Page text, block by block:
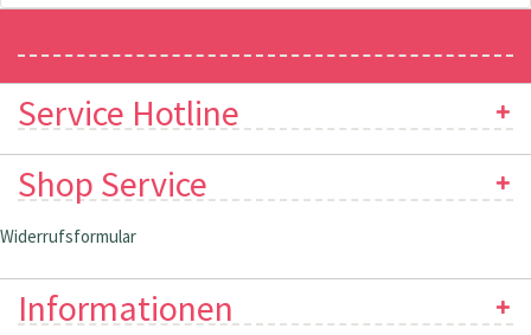
Service Hotline
Shop Service
Widerrufsformular
Informationen